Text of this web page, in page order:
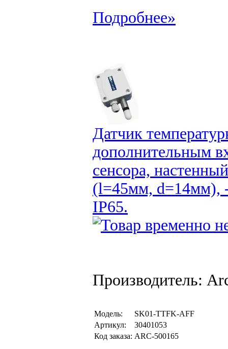
Подробнее»
Датчик
дополнительным
сенсора,
(l=45мм, d=14мм),
IP65.
Производитель:
Модель:
SK01-TTFK-AFF
Артикул:
30401053
Код заказа: ARC-500165